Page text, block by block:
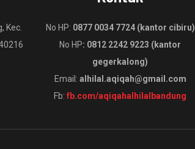
Kec.
No HP: 0877 0034 7724 (kantor cibiru)
No HP: 0812 2242 9223 (kantor
gegerkalong)
Email: alhilal.aqiqah@gmail.com
Fb: fb.com/aqiqahalhilalbandung